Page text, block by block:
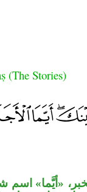
(The Stories)
«أيَّما» اسم